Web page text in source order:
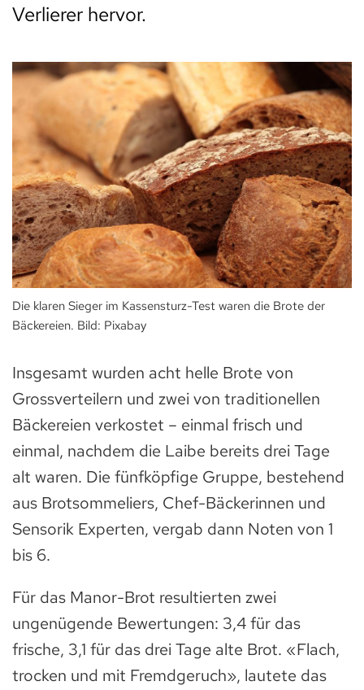
Verlierer hervor.
Die klaren Sieger im Kassensturz-Test waren die Brote der
Bäckereien. Bild: Pixabay
Insgesamt wurden acht helle Brote von
Grossverteilern und zwei von traditionellen
Bäckereien verkostet – einmal frisch und
einmal, nachdem die Laibe bereits drei Tage
alt waren. Die fünfköpfige Gruppe, bestehend
aus Brotsommeliers, Chef-Bäckerinnen und
Sensorik Experten, vergab dann Noten von 1
bis 6.
Für das Manor-Brot resultierten zwei
ungenügende Bewertungen: 3,4 für das
frische, 3,1 für das drei Tage alte Brot. «Flach,
trocken und mit Fremdgeruch», lautete das